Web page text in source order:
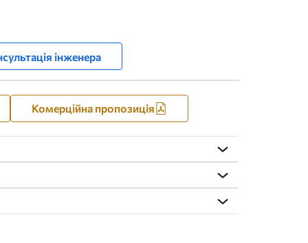
інженера
Комерційна пропозиція